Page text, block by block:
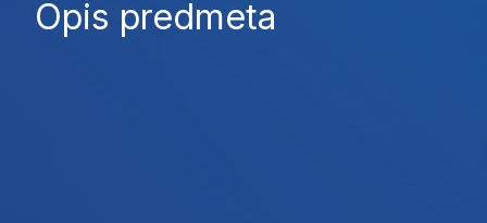
Opis predmeta